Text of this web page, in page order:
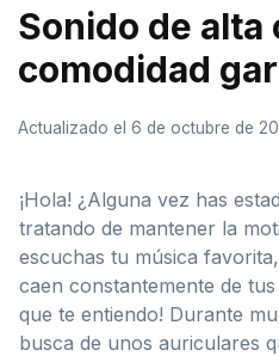
Sonido de alta
comodidad
Actualizado el 6 de octubre de
¡Hola! ¿Alguna vez has
tratando de mantener la
escuchas tu música
caen constantemente de tus
que te entiendo! Durante
busca de unos auriculares